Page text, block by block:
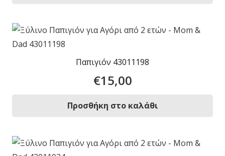
Παπιγιόν 43011198
€15,00
Προσθήκη στο καλάθι